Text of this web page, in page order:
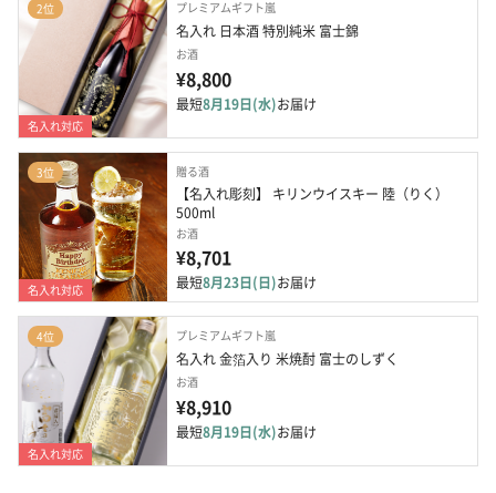
2位
名入れ対応
プレミアムギフト嵐
名入れ 日本酒 特別純米 富士錦
お酒
¥8,800
最短8月19日(水)お届け
3位
名入れ対応
贈る酒
【名入れ彫刻】 キリンウイスキー 陸（りく）
500ml
お酒
¥8,701
最短8月23日(日)お届け
4位
名入れ対応
プレミアムギフト嵐
名入れ 金箔入り 米焼酎 富士のしずく
お酒
¥8,910
最短8月19日(水)お届け